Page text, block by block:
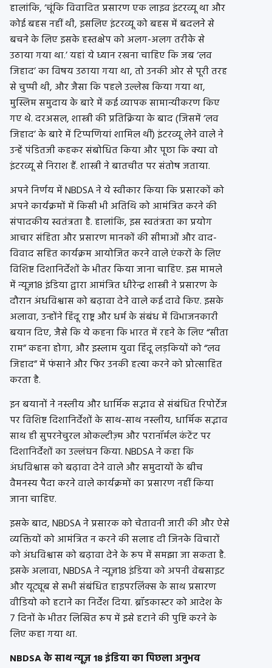
हालांकि, ‘चूंकि विवादित प्रसारण एक लाइव इंटरव्यू था और
कोई बहस नहीं थी, इसलिए इंटरव्यू को बहस में बदलने से
बचने के लिए इसके हस्तक्षेप को अलग-अलग तरीके से
उठाया गया था.’ यहां ये ध्यान रखना चाहिए कि जब ‘लव
जिहाद’ का विषय उठाया गया था, तो उनकी ओर से पूरी तरह
से चुप्पी थी, और जैसा कि पहले उल्लेख किया गया था,
मुस्लिम समुदाय के बारे में कई व्यापक सामान्यीकरण किए
गए थे. दरअसल, शास्त्री की प्रतिक्रिया के बाद (जिसमें ‘लव
जिहाद’ के बारे में टिप्पणियां शामिल थीं) इंटरव्यू लेने वाले ने
उन्हें पंडितजी कहकर संबोधित किया और पूछा कि क्या वो
इंटरव्यू से निराश हैं. शास्त्री ने बातचीत पर संतोष जताया.
अपने निर्णय में NBDSA ने ये स्वीकार किया कि प्रसारकों को
अपने कार्यक्रमों में किसी भी अतिथि को आमंत्रित करने की
संपादकीय स्वतंत्रता है. हालांकि, इस स्वतंत्रता का प्रयोग
आचार संहिता और प्रसारण मानकों की सीमाओं और वाद-
विवाद सहित कार्यक्रम आयोजित करने वाले एंकरों के लिए
विशिष्ट दिशानिर्देशों के भीतर किया जाना चाहिए. इस मामले
में न्यूज़18 इंडिया द्वारा आमंत्रित धीरेन्द्र शास्त्री ने प्रसारण के
दौरान अंधविश्वास को बढ़ावा देने वाले कई दावे किए. इसके
अलावा, उन्होंने हिंदू राष्ट्र और धर्म के संबंध में विभाजनकारी
बयान दिए, जैसे कि ये कहना कि भारत में रहने के लिए “सीता
राम” कहना होगा, और इस्लाम युवा हिंदू लड़कियों को “लव
जिहाद” में फंसाने और फिर उनकी हत्या करने को प्रोत्साहित
करता है.
इन बयानों ने नस्लीय और धार्मिक सद्भाव से संबंधित रिपोर्टेज
पर विशिष्ट दिशानिर्देशों के साथ-साथ नस्लीय, धार्मिक सद्भाव
साथ ही सुपरनेचुरल ओकल्टीज़्म और परानॉर्मल कंटेंट पर
दिशानिर्देशों का उल्लंघन किया. NBDSA ने कहा कि
अंधविश्वास को बढ़ावा देने वाले और समुदायों के बीच
वैमनस्य पैदा करने वाले कार्यक्रमों का प्रसारण नहीं किया
जाना चाहिए.
इसके बाद, NBDSA ने प्रसारक को चेतावनी जारी की और ऐसे
व्यक्तियों को आमंत्रित न करने की सलाह दी जिनके विचारों
को अंधविश्वास को बढ़ावा देने के रूप में समझा जा सकता है.
इसके अलावा, NBDSA ने न्यूज़18 इंडिया को अपनी वेबसाइट
और यूट्यूब से सभी संबंधित हाइपरलिंक्स के साथ प्रसारण
वीडियो को हटाने का निर्देश दिया. ब्रॉडकास्टर को आदेश के
7 दिनों के भीतर लिखित रूप में इसे हटाने की पुष्टि करने के
लिए कहा गया था.
NBDSA के साथ न्यूज़ 18 इंडिया का पिछला अनुभव